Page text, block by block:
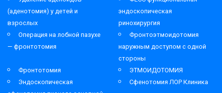
(аденотомия) у детей и
взрослых
эндоскопическая
ринохирургия
Операция на лобной пазухе
— фронтотомия
Фронтоэтмоидотомия
наружным доступом с одной
стороны
Фронтотомия
ЭТМОИДОТОМИЯ
Эндоскопическая
Сфенотомия ЛОР Клиника